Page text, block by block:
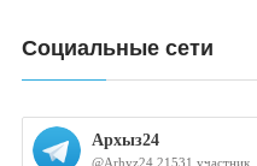
Социальные сети